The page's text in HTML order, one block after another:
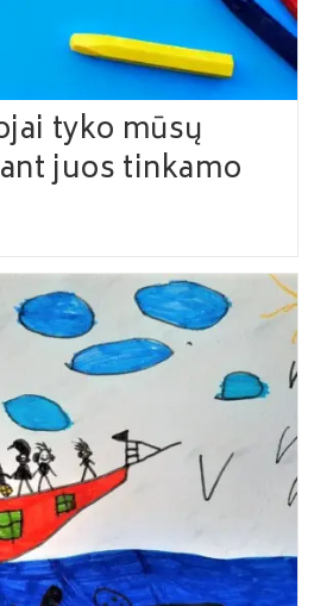
tyko mūsų
juos tinkamo